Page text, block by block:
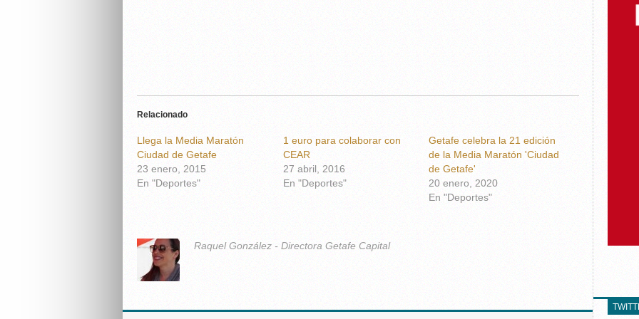
Relacionado
Llega la Media Maratón
Ciudad de Getafe
23 enero, 2015
En "Deportes"
1 euro para colaborar con
CEAR
27 abril, 2016
En "Deportes"
Getafe celebra la 21 edición
de la Media Maratón 'Ciudad
de Getafe'
20 enero, 2020
En "Deportes"
Raquel González - Directora Getafe Capital